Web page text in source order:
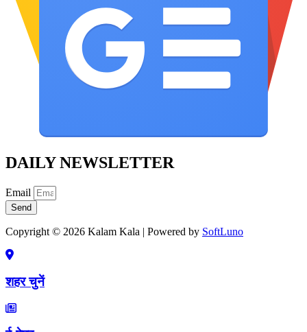
DAILY NEWSLETTER
Email
Send
Copyright © 2026 Kalam Kala | Powered by SoftLuno
शहर चुनें